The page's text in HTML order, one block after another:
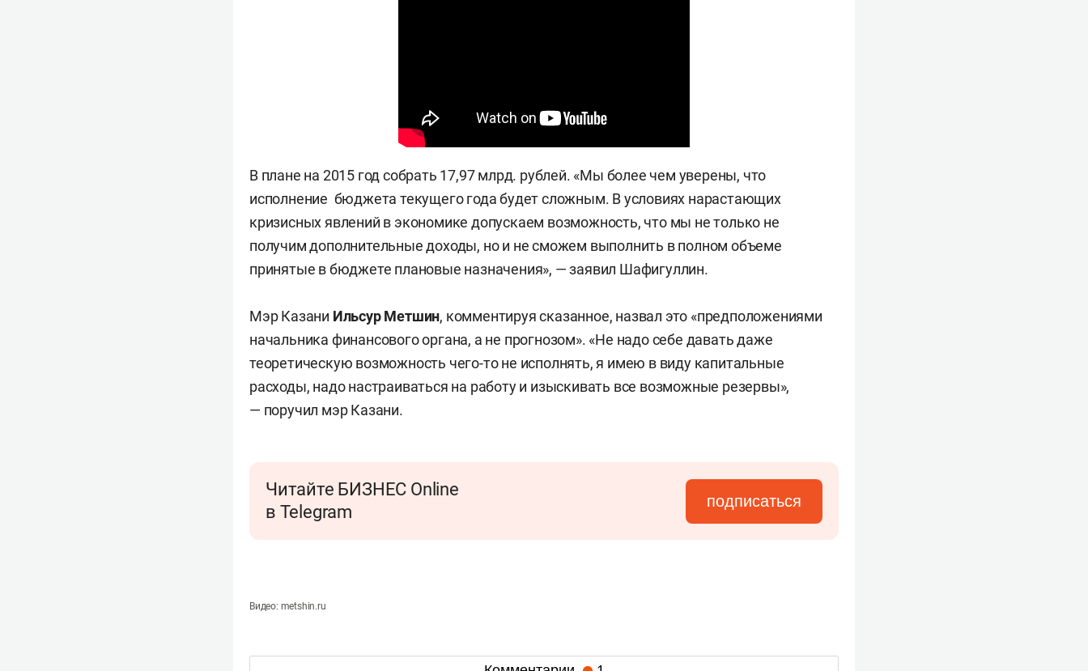
В плане на 2015 год собрать 17,97 млрд. рублей. «Мы более чем уверены, что
исполнение бюджета текущего года будет сложным. В условиях нарастающих
кризисных явлений в экономике допускаем возможность, что мы не только не
получим дополнительные доходы, но и не сможем выполнить в полном объеме
принятые в бюджете плановые назначения», — заявил Шафигуллин.
Мэр Казани Ильсур Метшин, комментируя сказанное, назвал это «предположениями
начальника финансового органа, а не прогнозом». «Не надо себе давать даже
теоретическую возможность чего-то не исполнять, я имею в виду капитальные
расходы, надо настраиваться на работу и изыскивать все возможные резервы»,
— поручил мэр Казани.
Читайте БИЗНЕС Online
в Telegram
подписаться
Видео: metshin.ru